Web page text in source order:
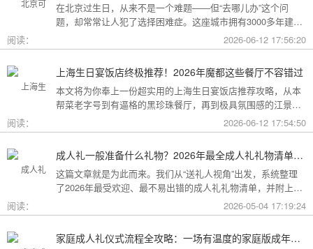
在北京过生日，从来不是一个难题——但“去哪儿办”这个问
题，却常常让人犯了选择困难症。这座城市拥有3000多年建城
史，既有恢弘大气的皇家园林、典雅别致的胡同四合院，也有
摩登时尚的CBD高空餐厅、融合传统与现代的潮人打卡地。无
友圈的派对，还是带小朋友度过一个充满童趣的生日，这篇
2026年北京生日会场地全指南都能帮你找到答案！
阅读： 2026-06-12 17:56:20
上海生日宴饭店终极推荐！2026年魔都这些餐厅不容错过
本文将为你奉上一份超实用的上海生日宴饭店推荐攻略，从本
帮菜老字号到有逼格的黑珍珠餐厅，再到极具氛围感的江景私
房餐厅，全方位承包你的生日派对需求，相信一定能解决你的
挑选难题！
阅读： 2026-06-12 17:54:50
成人礼一般准备什么礼物？2026年最全成人礼礼物清单：父母、长辈、朋友一篇搞定
这篇文章就是为此而来。我们从“送礼人视角”出发，系统整理
了2026年最受欢迎、最不易出错的成人礼礼物清单，并附上挑
选逻辑和避坑指南，帮你用一份恰到好处的心意，为孩子（或
朋友）的18岁写下最温暖的注脚。
阅读： 2026-05-04 17:19:24
家庭成人礼仪式流程全攻略：一场有温度的家庭版成年加冕仪式